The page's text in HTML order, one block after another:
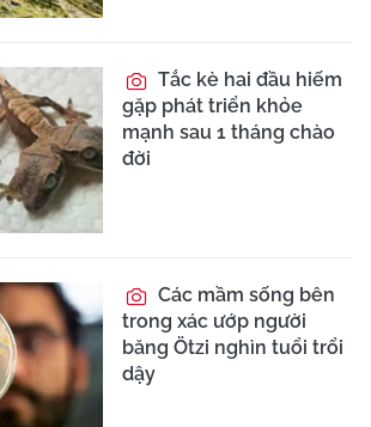
Tắc kè hai đầu hiếm
gặp phát triển khỏe
mạnh sau 1 tháng chào
đời
Các mầm sống bên
trong xác ướp người
băng Ötzi nghìn tuổi trổi
dậy